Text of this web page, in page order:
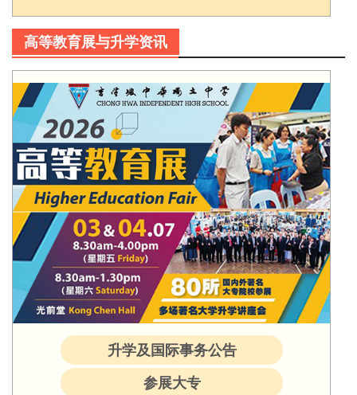
高等教育展与升学资讯
升学及国际事务公告
参展大专